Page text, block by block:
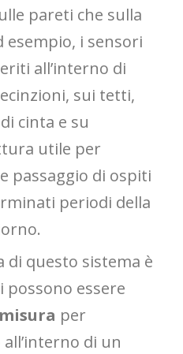
pareti che sulla
esempio, i sensori
all’interno di
sui tetti,
cinta e su
utile per
passaggio di ospiti
periodi della
questo sistema è
possono essere
per
di un